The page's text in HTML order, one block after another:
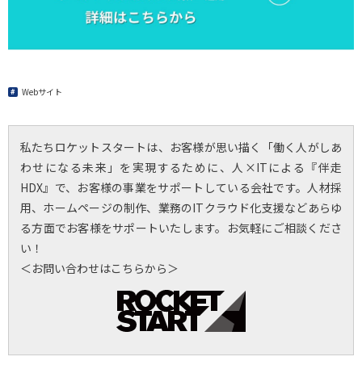
Webサイト
私たちロケットスタートは、お客様が思い描く「働く人がしあ
わせになる未来」を実現するために、人×ITによる『伴走
HDX』で、お客様の事業をサポートしている会社です。人材採
用、ホームページの制作、業務のITクラウド化支援などあらゆ
る方面でお客様をサポートいたします。お気軽にご相談くださ
い！
＜お問い合わせはこちらから＞